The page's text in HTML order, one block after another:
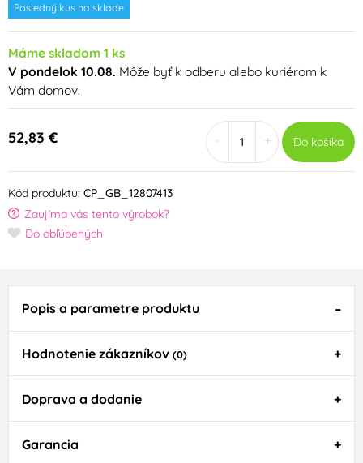
Posledný kus na sklade
Máme skladom 1 ks
V pondelok 10.08. Môže byť k odberu alebo kuriérom k
Vám domov.
52,83 € + Do košíka
Kód produktu: CP_GB_12807413
Zaujíma vás tento výrobok?
Do obľúbených
Popis a parametre produktu
Hodnotenie zákazníkov (0)
Doprava a dodanie
Garancia